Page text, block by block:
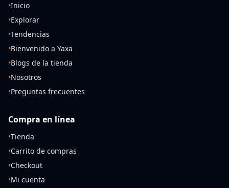
•Inicio
•Explorar
•Tendencias
•Bienvenido a Yaxa
•Blogs de la tienda
•Nosotros
•Preguntas frecuentes
Compra en línea
•Tienda
•Carrito de compras
•Checkout
•Mi cuenta